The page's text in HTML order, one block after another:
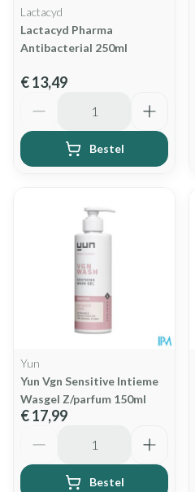
Lactacyd
Lactacyd Pharma
Antibacterial 250ml
€ 13,49
Bestel
Yun
Yun Vgn Sensitive Intieme
Wasgel Z/parfum 150ml
€ 17,99
Bestel